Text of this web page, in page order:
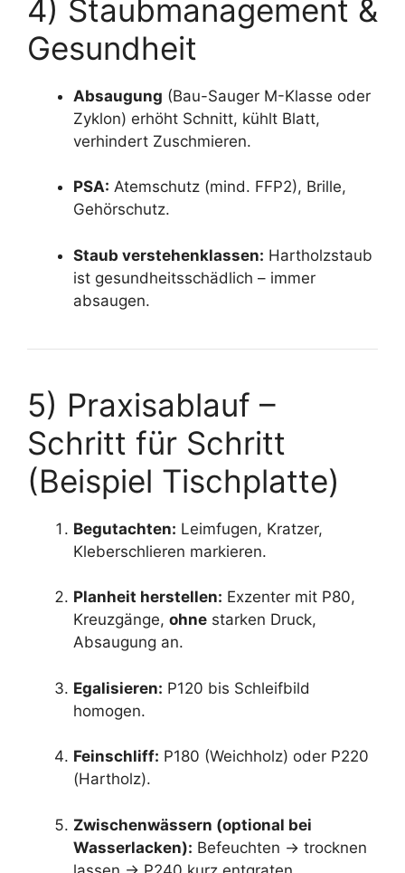
4) Staubmanagement &
Gesundheit
Absaugung (Bau-Sauger M-Klasse oder
Zyklon) erhöht Schnitt, kühlt Blatt,
verhindert Zuschmieren.
PSA: Atemschutz (mind. FFP2), Brille,
Gehörschutz.
Staub verstehenklassen: Hartholzstaub
ist gesundheitsschädlich – immer
absaugen.
5) Praxisablauf –
Schritt für Schritt
(Beispiel Tischplatte)
Begutachten: Leimfugen, Kratzer,
Kleberschlieren markieren.
Planheit herstellen: Exzenter mit P80,
Kreuzgänge, ohne starken Druck,
Absaugung an.
Egalisieren: P120 bis Schleifbild
homogen.
Feinschliff: P180 (Weichholz) oder P220
(Hartholz).
Zwischenwässern (optional bei
Wasserlacken): Befeuchten → trocknen